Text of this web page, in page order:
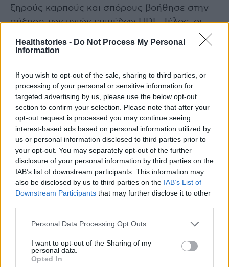
Healthstories - Do Not Process My Personal
Information
If you wish to opt-out of the sale, sharing to third parties, or
processing of your personal or sensitive information for
targeted advertising by us, please use the below opt-out
section to confirm your selection. Please note that after your
opt-out request is processed you may continue seeing
interest-based ads based on personal information utilized by
us or personal information disclosed to third parties prior to
your opt-out. You may separately opt-out of the further
disclosure of your personal information by third parties on the
IAB’s list of downstream participants. This information may
also be disclosed by us to third parties on the IAB’s List of
Downstream Participants that may further disclose it to other
Personal Data Processing Opt Outs
I want to opt-out of the Sharing of my
personal data.
Opted In
ξηρούς καρπούς και σπόρους βοήθησε στην
αύξηση των υγιών επιπέδων HDL. Τέλος, οι
εξίσου θετικές. Υψηλότερες δόσεις ωμέγα-3
επιπτώσεις στα τριγλυκερίδια. Επιπλέον, τα
ωμέγα 3 μπορεί επίσης να παίζουν ρόλο στην
ενίσχυση της καλής HDL και στη μείωση της
κακής LDL χοληστερόλης. Μελέτη του 2021
διαπίστωσε ότι η κατανάλωση μιας χούφτας
καρύδια καθημερινά θα μπορούσε να
βοηθήσει στη μείωση της LDL χοληστερόλης
σε υγιείς ενήλικες με δυσλιπιδαιμία.
Η κατανάλωση μιας πρωτίστως φυτικής
διαχείριση της δυσλιπιδαιμίας. Αυτό συμβαίνει
επειδή τα λαχανικά και τα φρούτα μπορούν να